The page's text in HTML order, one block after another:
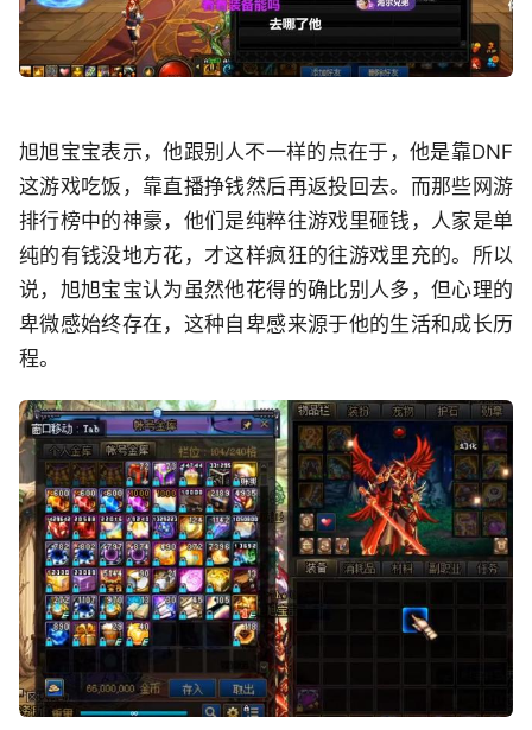
旭旭宝宝表示，他跟别人不一样的点在于，他是靠DNF
这游戏吃饭，靠直播挣钱然后再返投回去。而那些网游
排行榜中的神豪，他们是纯粹往游戏里砸钱，人家是单
纯的有钱没地方花，才这样疯狂的往游戏里充的。所以
说，旭旭宝宝认为虽然他花得的确比别人多，但心理的
卑微感始终存在，这种自卑感来源于他的生活和成长历
程。